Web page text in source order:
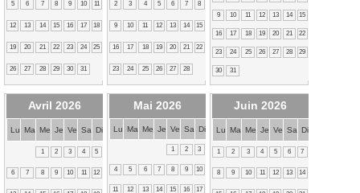
5 6 7 8 9 10 11
12 13 14 15 16 17 18
19 20 21 22 23 24 25
26 27 28 29 30 31
2 3 4 5 6 7 8
9 10 11 12 13 14 15
16 17 18 19 20 21 22
23 24 25 26 27 28
9 10 11 12 13 14 15
16 17 18 19 20 21 22
23 24 25 26 27 28 29
30 31
Avril 2026
Lu Ma Me Je Ve Sa Di
1 2 3 4 5
6 7 8 9 10 11 12
Mai 2026
Lu Ma Me Je Ve Sa Di
1 2 3
4 5 6 7 8 9 10
11 12 13 14 15 16 17
Juin 2026
Lu Ma Me Je Ve Sa Di
1 2 3 4 5 6 7
8 9 10 11 12 13 14